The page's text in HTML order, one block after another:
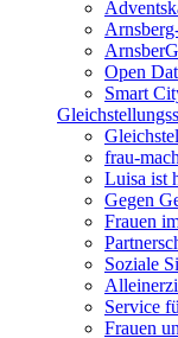
Open
Smart
frau-
Luisa ist
Gegen
Frauen
Soziale
Service
Frauen